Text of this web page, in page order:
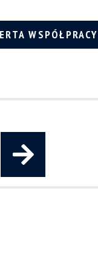
WSPÓŁPRACY